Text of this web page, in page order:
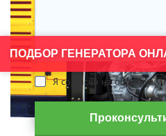
Я согласен на
ПОДБОР ГЕНЕРАТОРА